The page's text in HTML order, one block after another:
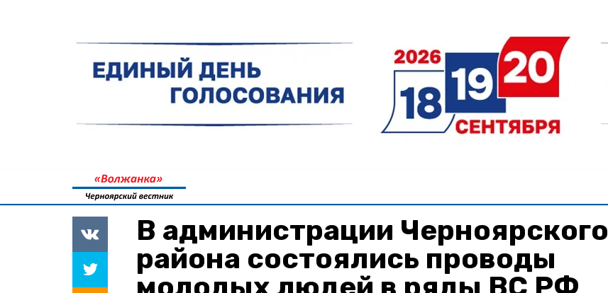
В администрации Черноярского
района состоялись проводы